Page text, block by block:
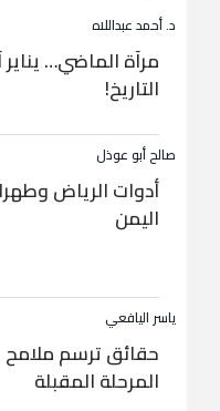
د. أحمد عبداللاه
مرآة الماضي… يناير
التاريخ!
صالح أبو عوذل
أدوات الرياض
اليمن
ياسر اليافعي
حقائق ترسم ملامح
المرحلة المقبلة